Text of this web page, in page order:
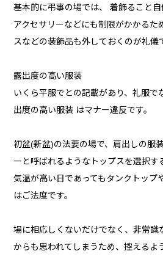
基本的に弔事の場では、 着飾ること自
アクセサリーなどにも制限がかかるた
スなどの装飾品も外しておくのが礼儀
露出度の高い服装
いくら平服でとの記載があり、礼服で
出度の高い服装 はマナー違反です。
初盆(新盆)の法要の場で、肩出しの服
ーと呼ばれるようなトップスを選択す
気温が高い日であってもタンクトップ
はご法度です。
場に相応しくないだけでなく、非常識
からも思われてしまうため、控えるよ